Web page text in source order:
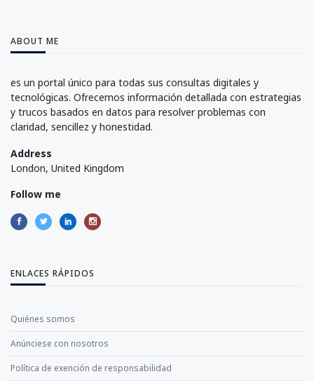
ABOUT ME
es un portal único para todas sus consultas digitales y
tecnológicas. Ofrecemos información detallada con estrategias
y trucos basados en datos para resolver problemas con
claridad, sencillez y honestidad.
Address
London, United Kingdom
Follow me
ENLACES RÁPIDOS
Quiénes somos
Anúnciese con nosotros
Política de exención de responsabilidad